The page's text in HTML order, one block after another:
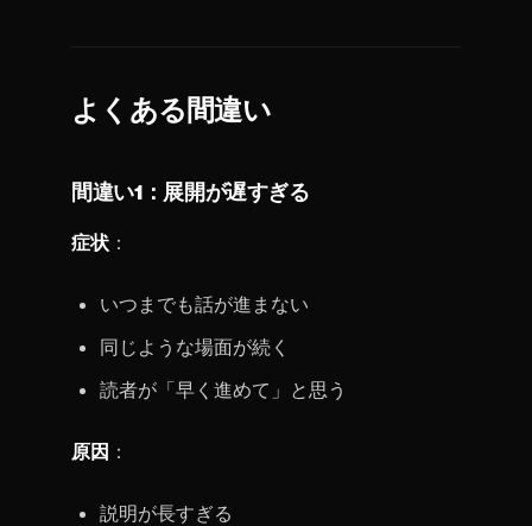
よくある間違い
間違い1：展開が遅すぎる
症状 ：
いつまでも話が進まない
同じような場面が続く
読者が「早く進めて」と思う
原因 ：
説明が長すぎる